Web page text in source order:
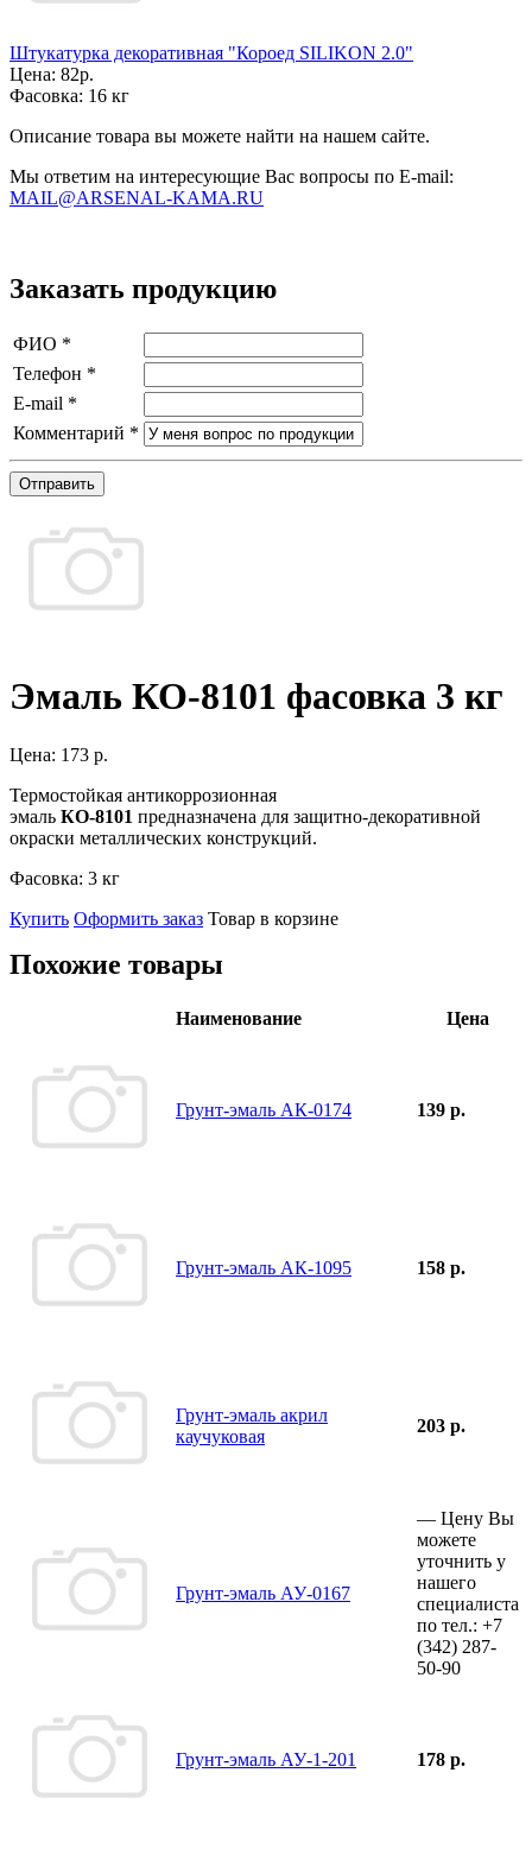
Штукатурка декоративная "Короед SILIKON 2.0"
Цена: 82р.
Фасовка: 16 кг
Описание товара вы можете найти на нашем сайте.
Мы ответим на интересующие Вас вопросы по E-mail:
MAIL@ARSENAL-KAMA.RU
Заказать продукцию
ФИО *
Телефон *
E-mail *
Комментарий *
Отправить
Эмаль КО-8101 фасовка 3 кг
Цена: 173 р.
Термостойкая антикоррозионная
эмаль КО-8101 предназначена для защитно-декоративной
окраски металлических конструкций.
Фасовка: 3 кг
Купить Оформить заказ Товар в корзине
Похожие товары
Наименование Цена
Грунт-эмаль АК-0174 139 р.
Грунт-эмаль АК-1095 158 р.
Грунт-эмаль акрил
каучуковая
203 р.
Грунт-эмаль АУ-0167
— Цену Вы
можете
уточнить у
нашего
специалиста
по тел.: +7
(342) 287-
50-90
Грунт-эмаль АУ-1-201 178 р.